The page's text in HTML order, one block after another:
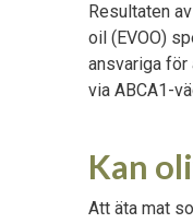
Resultaten
oil (EVOO)
ansvariga
via ABCA1-
Kan
Att äta mat